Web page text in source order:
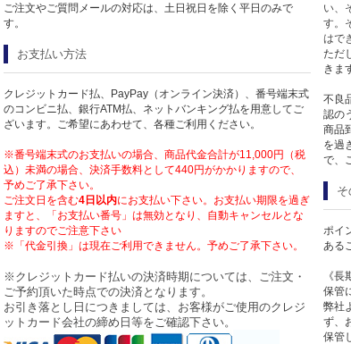
ご注文やご質問メールの対応は、土日祝日を除く平日のみで
す。
お支払い方法
クレジットカード払、PayPay（オンライン決済）、番号端末式
のコンビニ払、銀行ATM払、ネットバンキング払を用意してご
ざいます。ご希望にあわせて、各種ご利用ください。
※番号端末式のお支払いの場合、商品代金合計が11,000円（税
込）未満の場合、決済手数料として440円がかかりますので、
予めご了承下さい。
ご注文日を含む4日以内にお支払い下さい。お支払い期限を過ぎ
ますと、「お支払い番号」は無効となり、自動キャンセルとな
りますのでご注意下さい
※「代金引換」は現在ご利用できません。予めご了承下さい。
※クレジットカード払いの決済時期については、ご注文・
ご予約頂いた時点での決済となります。
お引き落とし日につきましては、お客様がご使用のクレジ
ットカード会社の締め日等をご確認下さい。
い、
す。
はで
ただ
きま
不良
認の
商品
を過
で、
そ
ポイ
ある
《
保管
弊社
ず、
保管